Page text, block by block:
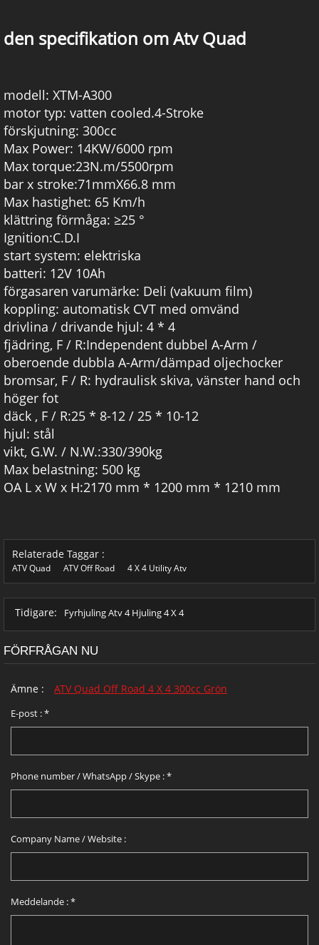
den specifikation om Atv Quad
modell: XTM-A300
motor typ: vatten cooled.4-Stroke
förskjutning: 300cc
Max Power: 14KW/6000 rpm
Max torque:23N.m/5500rpm
bar x stroke:71mmX66.8 mm
Max hastighet: 65 Km/h
klättring förmåga: ≥25 °
Ignition:C.D.I
start system: elektriska
batteri: 12V 10Ah
förgasaren varumärke: Deli (vakuum film)
koppling: automatisk CVT med omvänd
drivlina / drivande hjul: 4 * 4
fjädring, F / R:Independent dubbel A-Arm /
oberoende dubbla A-Arm/dämpad oljechocker
bromsar, F / R: hydraulisk skiva, vänster hand och
höger fot
däck , F / R:25 * 8-12 / 25 * 10-12
hjul: stål
vikt, G.W. / N.W.:330/390kg
Max belastning: 500 kg
OA L x W x H:2170 mm * 1200 mm * 1210 mm
Relaterade Taggar :
ATV Quad ATV Off Road 4 X 4 Utility Atv
Tidigare: Fyrhjuling Atv 4 Hjuling 4 X 4
FÖRFRÅGAN NU
Ämne : ATV Quad Off Road 4 X 4 300cc Grön
E-post :*
Phone number / WhatsApp / Skype :*
Company Name / Website :
Meddelande :*